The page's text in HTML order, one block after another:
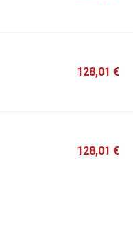
128,01 €
128,01 €